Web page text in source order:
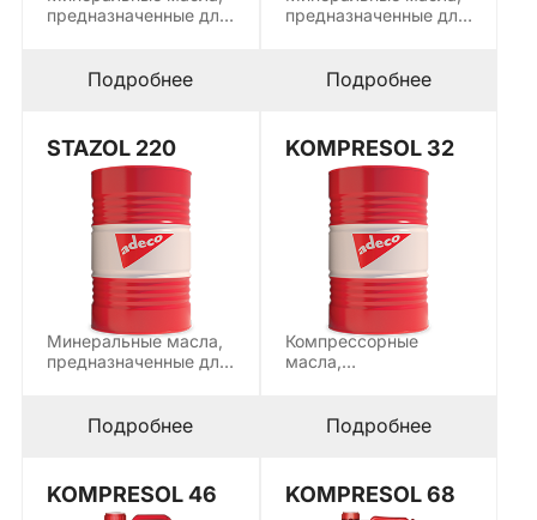
предназначенные для
направляющих,
горизонтальных…
Подробнее
предназначенные для
направляющих,
горизонтальных…
Подробнее
STAZOL 220
Минеральные масла,
предназначенные для
направляющих,
горизонтальных…
Подробнее
KOMPRESOL 32
Компрессорные
масла,
роторных воздушных
компрессоров…
Подробнее
KOMPRESOL 46 KOMPRESOL 68